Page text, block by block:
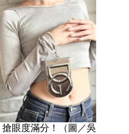
眼度滿分！（圖／吳